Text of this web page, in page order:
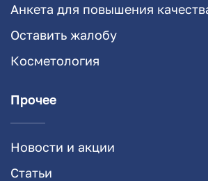
Анкета для повышения
Оставить жалобу
Косметология
Прочее
Новости и акции
Статьи